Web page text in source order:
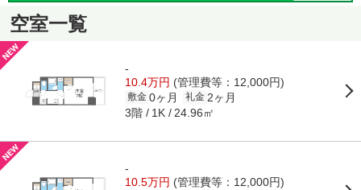
空室一覧
-
10.4万円 (管理費等：12,000円)
敷金 0ヶ月 礼金 2ヶ月
3階 1K 24.96㎡
-
10.5万円 (管理費等：12,000円)